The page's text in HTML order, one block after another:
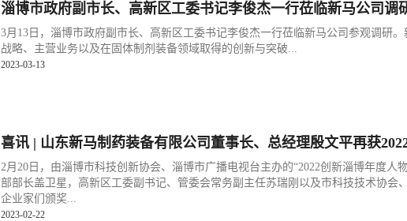
淄博市政府副市长、高新区工委书记李俊杰一行莅临新马公司调
3月13日，淄博市政府副市长、高新区工委书记李俊杰一行莅临新马公司参观调研
战略、主营业务以及在固体制剂装备领域取得的创新与突破...
2023-03-13
喜讯 | 山东新马制药装备有限公司董事长、总经理殷文平再获
2月20日，由淄博市科技创新协会、淄博市广播电视台主办的“2022创新淄博年度
部部长盖卫星，高新区工委副书记、管委会常务副主任苏瑞刚以及市科技技术协会
企业家们颁奖...
2023-02-22